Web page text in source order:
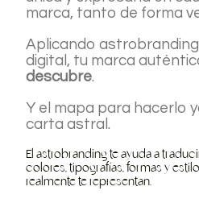
marca, tanto de forma
Aplicando
digital, tu marca
descubre.
Y el mapa para hacerlo
carta astral.
El astrobranding te ayuda a
colores, tipografías, formas y
realmente te representan.